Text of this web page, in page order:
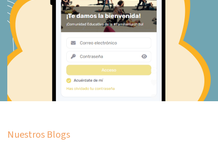
Nuestros Blogs